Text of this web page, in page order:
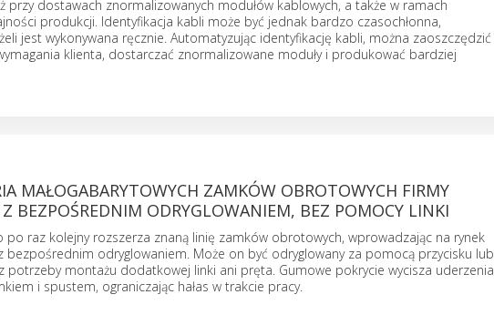
przy dostawach znormalizowanych modułów kablowych, a także w ramach
produkcji. Identyfikacja kabli może być jednak bardzo czasochłonna,
jest wykonywana ręcznie. Automatyzując identyfikację kabli, można zaoszczędzić
klienta, dostarczać znormalizowane moduły i produkować bardziej
MAŁOGABARYTOWYCH ZAMKÓW OBROTOWYCH FIRMY
BEZPOŚREDNIM ODRYGLOWANIEM, BEZ POMOCY LINKI
po raz kolejny rozszerza znaną linię zamków obrotowych, wprowadzając na rynek
bezpośrednim odryglowaniem. Może on być odryglowany za pomocą przycisku lub
potrzeby montażu dodatkowej linki ani pręta. Gumowe pokrycie wycisza uderzenia
i spustem, ograniczając hałas w trakcie pracy.